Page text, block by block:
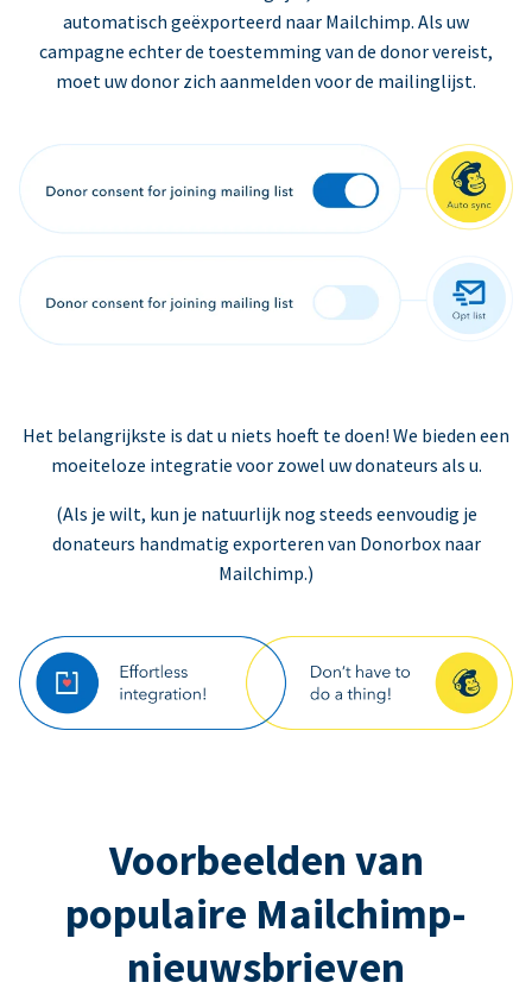
automatisch geëxporteerd naar Mailchimp. Als uw
campagne echter de toestemming van de donor vereist,
moet uw donor zich aanmelden voor de mailinglijst.
Het belangrijkste is dat u niets hoeft te doen! We bieden een
moeiteloze integratie voor zowel uw donateurs als u.
(Als je wilt, kun je natuurlijk nog steeds eenvoudig je
donateurs handmatig exporteren van Donorbox naar
Mailchimp.)
Voorbeelden van
populaire Mailchimp-
nieuwsbrieven